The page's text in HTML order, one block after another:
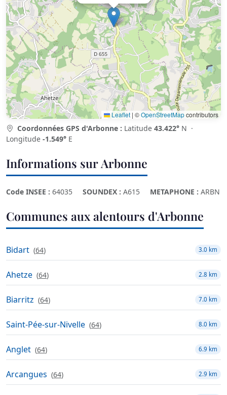
Leaflet | ©OpenStreetMapcontributors
Coordonnées GPS d'Arbonne : Latitude 43.422° N ·
Longitude -1.549° E
Informations sur Arbonne
Code INSEE : 64035 SOUNDEX : A615 METAPHONE : ARBN
Communes aux alentours d'Arbonne
Bidart (64) 3.0 km
Ahetze (64) 2.8 km
Biarritz (64) 7.0 km
Saint-Pée-sur-Nivelle (64) 8.0 km
Anglet (64) 6.9 km
Arcangues (64) 2.9 km